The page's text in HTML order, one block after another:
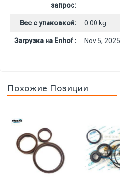
запрос:
Вес с упаковкой: 0.00 kg
Загрузка на Enhof : Nov 5, 2025
Похожие Позиции